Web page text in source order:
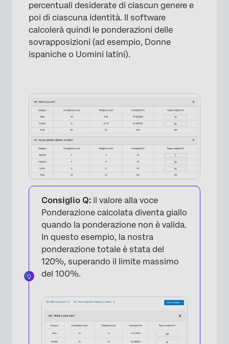
×
percentuali desiderate di ciascun genere e
poi di ciascuna identità. Il software
calcolerà quindi le ponderazioni delle
sovrapposizioni (ad esempio, Donne
ispaniche o Uomini latini).
Consiglio Q: il valore alla voce
Ponderazione calcolata diventa giallo
quando la ponderazione non è valida.
In questo esempio, la nostra
ponderazione totale è stata del
120%, superando il limite massimo
del 100%.